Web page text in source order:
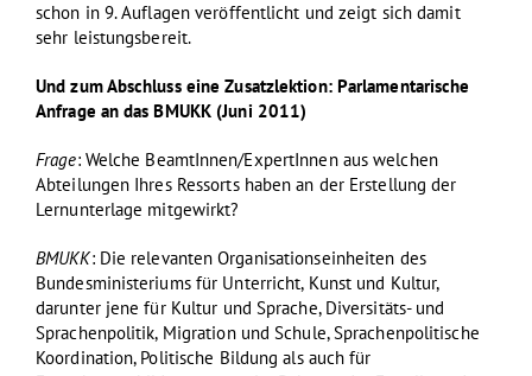
schon in 9. Auflagen veröffentlicht und zeigt sich damit
sehr leistungsbereit.
Und zum Abschluss eine Zusatzlektion: Parlamentarische
Anfrage an das BMUKK (Juni 2011)
Frage: Welche BeamtInnen/ExpertInnen aus welchen
Abteilungen Ihres Ressorts haben an der Erstellung der
Lernunterlage mitgewirkt?
BMUKK: Die relevanten Organisationseinheiten des
Bundesministeriums für Unterricht, Kunst und Kultur,
darunter jene für Kultur und Sprache, Diversitäts- und
Sprachenpolitik, Migration und Schule, Sprachenpolitische
Koordination, Politische Bildung als auch für